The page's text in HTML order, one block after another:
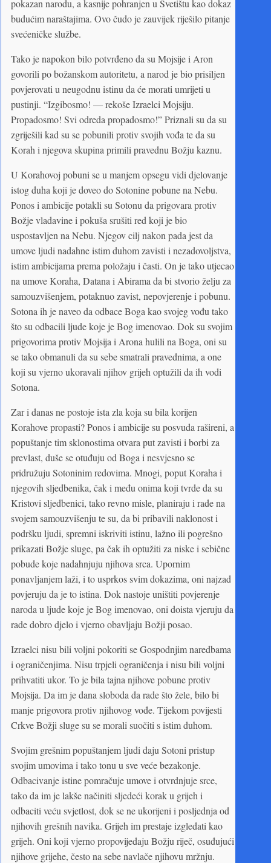
pokazan narodu, a kasnije pohranjen u Svetištu kao dokaz
budućim naraštajima. Ovo čudo je zauvijek riješilo pitanje
svećeničke službe.
Tako je napokon bilo potvrđeno da su Mojsije i Aron
govorili po božanskom autoritetu, a narod je bio prisiljen
povjerovati u neugodnu istinu da će morati umrijeti u
pustinji. “Izgibosmo! — rekoše Izraelci Mojsiju.
Propadosmo! Svi odreda propadosmo!” Priznali su da su
zgriješili kad su se pobunili protiv svojih vođa te da su
Korah i njegova skupina primili pravednu Božju kaznu.
U Korahovoj pobuni se u manjem opsegu vidi djelovanje
istog duha koji je doveo do Sotonine pobune na Nebu.
Ponos i ambicije potakli su Sotonu da prigovara protiv
Božje vladavine i pokuša srušiti red koji je bio
uspostavljen na Nebu. Njegov cilj nakon pada jest da
umove ljudi nadahne istim duhom zavisti i nezadovoljstva,
istim ambicijama prema položaju i časti. On je tako utjecao
na umove Koraha, Datana i Abirama da bi stvorio želju za
samouzvišenjem, potaknuo zavist, nepovjerenje i pobunu.
Sotona ih je naveo da odbace Boga kao svojeg vođu tako
što su odbacili ljude koje je Bog imenovao. Dok su svojim
prigovorima protiv Mojsija i Arona hulili na Boga, oni su
se tako obmanuli da su sebe smatrali pravednima, a one
koji su vjerno ukoravali njihov grijeh optužili da ih vodi
Sotona.
Zar i danas ne postoje ista zla koja su bila korijen
Korahove propasti? Ponos i ambicije su posvuda rašireni, a
popuštanje tim sklonostima otvara put zavisti i borbi za
prevlast, duše se otuđuju od Boga i nesvjesno se
pridružuju Sotoninim redovima. Mnogi, poput Koraha i
njegovih sljedbenika, čak i među onima koji tvrde da su
Kristovi sljedbenici, tako revno misle, planiraju i rade na
svojem samouzvišenju te su, da bi pribavili naklonost i
podršku ljudi, spremni iskriviti istinu, lažno ili pogrešno
prikazati Božje sluge, pa čak ih optužiti za niske i sebične
pobude koje nadahnjuju njihova srca. Upornim
ponavljanjem laži, i to usprkos svim dokazima, oni najzad
povjeruju da je to istina. Dok nastoje uništiti povjerenje
naroda u ljude koje je Bog imenovao, oni doista vjeruju da
rade dobro djelo i vjerno obavljaju Božji posao.
Izraelci nisu bili voljni pokoriti se Gospodnjim naredbama
i ograničenjima. Nisu trpjeli ograničenja i nisu bili voljni
prihvatiti ukor. To je bila tajna njihove pobune protiv
Mojsija. Da im je dana sloboda da rade što žele, bilo bi
manje prigovora protiv njihovog vođe. Tijekom povijesti
Crkve Božji sluge su se morali suočiti s istim duhom.
Svojim grešnim popuštanjem ljudi daju Sotoni pristup
svojim umovima i tako tonu u sve veće bezakonje.
Odbacivanje istine pomračuje umove i otvrdnjuje srce,
tako da im je lakše načiniti sljedeći korak u grijeh i
odbaciti veću svjetlost, dok se ne ukorijeni i posljednja od
njihovih grešnih navika. Grijeh im prestaje izgledati kao
grijeh. Oni koji vjerno propovijedaju Božju riječ, osuđujući
njihove grijehe, često na sebe navlače njihovu mržnju.